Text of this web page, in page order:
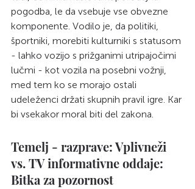
pogodba, le da vsebuje vse obvezne
komponente. Vodilo je, da politiki,
športniki, morebiti kulturniki s statusom
- lahko vozijo s prižganimi utripajočimi
lučmi - kot vozila na posebni vožnji,
med tem ko se morajo ostali
udeleženci držati skupnih pravil igre. Kar
bi vsekakor moral biti del zakona.
Temelj - razprave: Vplivneži
vs. TV informativne oddaje:
Bitka za pozornost